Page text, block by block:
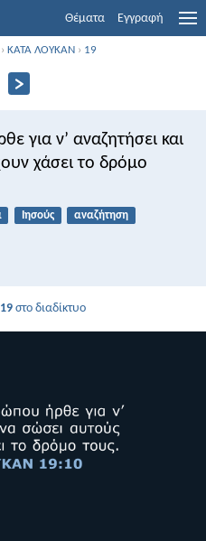
Θέματα Εγγραφή
›ΚΑΤΑ ΛΟΥΚΑΝ › 19
για ν’ αναζητήσει και
χάσει το δρόμο
Ιησούς αναζήτηση
στο διαδίκτυο